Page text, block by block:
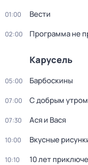
01:00 Вести
02:00 Программа не
Карусель
05:00 Барбоскины
07:00 С добрым
07:30 Ася и Вася
10:00 Вкусные
10:10 10 лет